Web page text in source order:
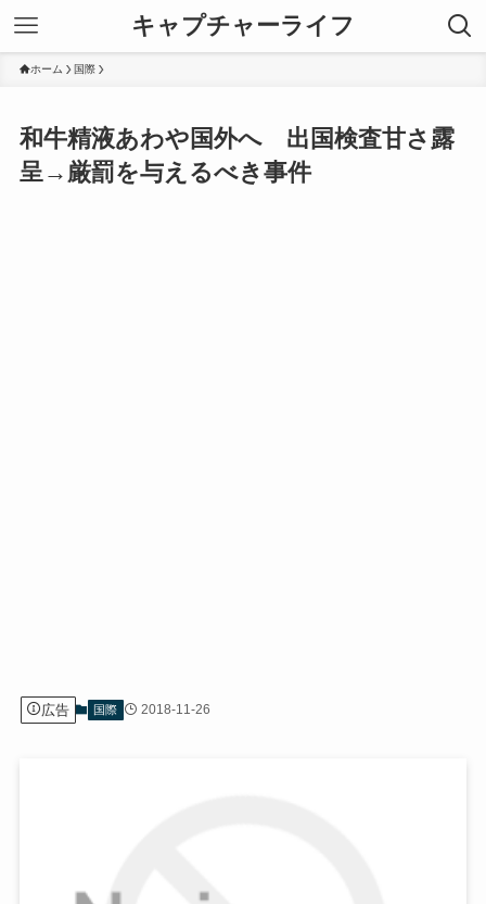
キャプチャーライフ
ホーム 国際
和牛精液あわや国外へ 出国検査甘さ露
呈→厳罰を与えるべき事件
広告 国際 2018-11-26